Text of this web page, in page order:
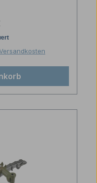
Preis: